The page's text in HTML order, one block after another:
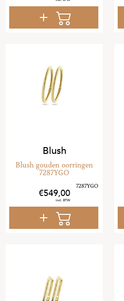
Blush
Blush gouden oorringen
7287YGO
549,00